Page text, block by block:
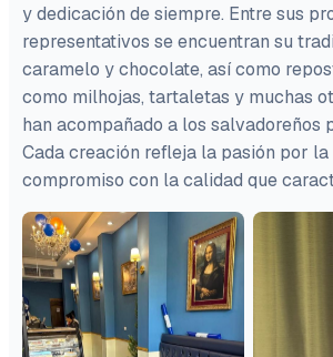
y dedicación de siempre. Entre sus
representativos se encuentran su
caramelo y chocolate, así como
como milhojas, tartaletas y muchas
han acompañado a los salvadoreños
Cada creación refleja la pasión por
compromiso con la calidad que